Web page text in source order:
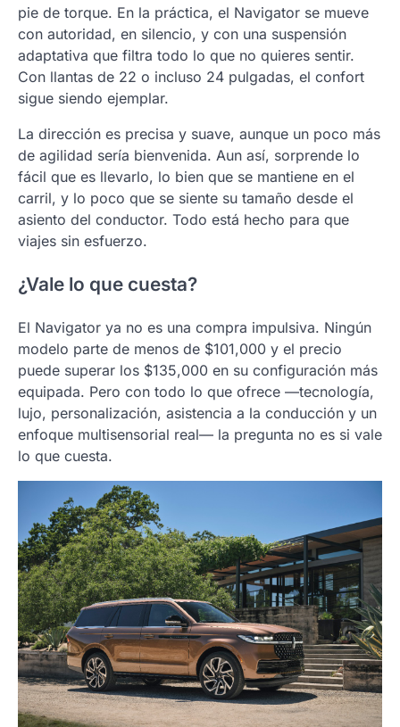
pie de torque. En la práctica, el Navigator se mueve
con autoridad, en silencio, y con una suspensión
adaptativa que filtra todo lo que no quieres sentir.
Con llantas de 22 o incluso 24 pulgadas, el confort
sigue siendo ejemplar.
La dirección es precisa y suave, aunque un poco más
de agilidad sería bienvenida. Aun así, sorprende lo
fácil que es llevarlo, lo bien que se mantiene en el
carril, y lo poco que se siente su tamaño desde el
asiento del conductor. Todo está hecho para que
viajes sin esfuerzo.
¿Vale lo que cuesta?
El Navigator ya no es una compra impulsiva. Ningún
modelo parte de menos de $101,000 y el precio
puede superar los $135,000 en su configuración más
equipada. Pero con todo lo que ofrece —tecnología,
lujo, personalización, asistencia a la conducción y un
enfoque multisensorial real— la pregunta no es si vale
lo que cuesta.